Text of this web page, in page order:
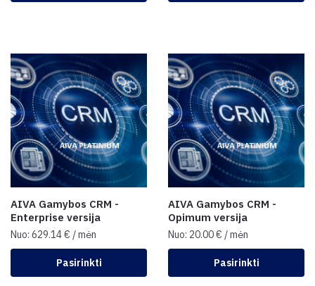
AIVA Gamybos CRM -
Enterprise versija
Nuo: 629.14€ / mėn
Pasirinkti
AIVA Gamybos CRM -
Opimum versija
Nuo: 20.00€ / mėn
Pasirinkti